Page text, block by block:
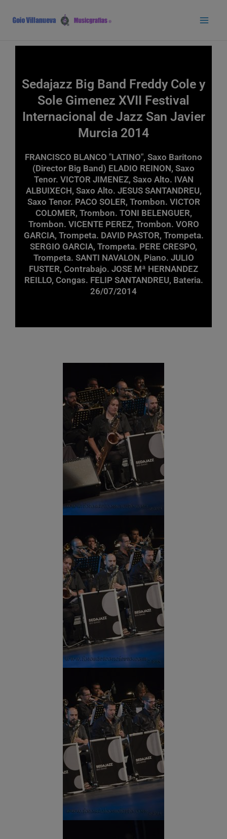
contenido
Sedajazz Big Band Freddy Cole y
Sole Gimenez XVII Festival
Internacional de Jazz San Javier
Murcia 2014
FRANCISCO BLANCO "LATINO", Saxo Baritono
(Director Big Band) ELADIO REINON, Saxo
Tenor. VICTOR JIMENEZ, Saxo Alto. IVAN
ALBUIXECH, Saxo Alto. JESUS SANTANDREU,
Saxo Tenor. PACO SOLER, Trombon. VICTOR
COLOMER, Trombon. TONI BELENGUER,
Trombon. VICENTE PEREZ, Trombon. VORO
GARCIA, Trompeta. DAVID PASTOR, Trompeta.
SERGIO GARCIA, Trompeta. PERE CRESPO,
Trompeta. SANTI NAVALON, Piano. JULIO
FUSTER, Contrabajo. JOSE Mª HERNANDEZ
REILLO, Congas. FELIP SANTANDREU, Bateria.
26/07/2014